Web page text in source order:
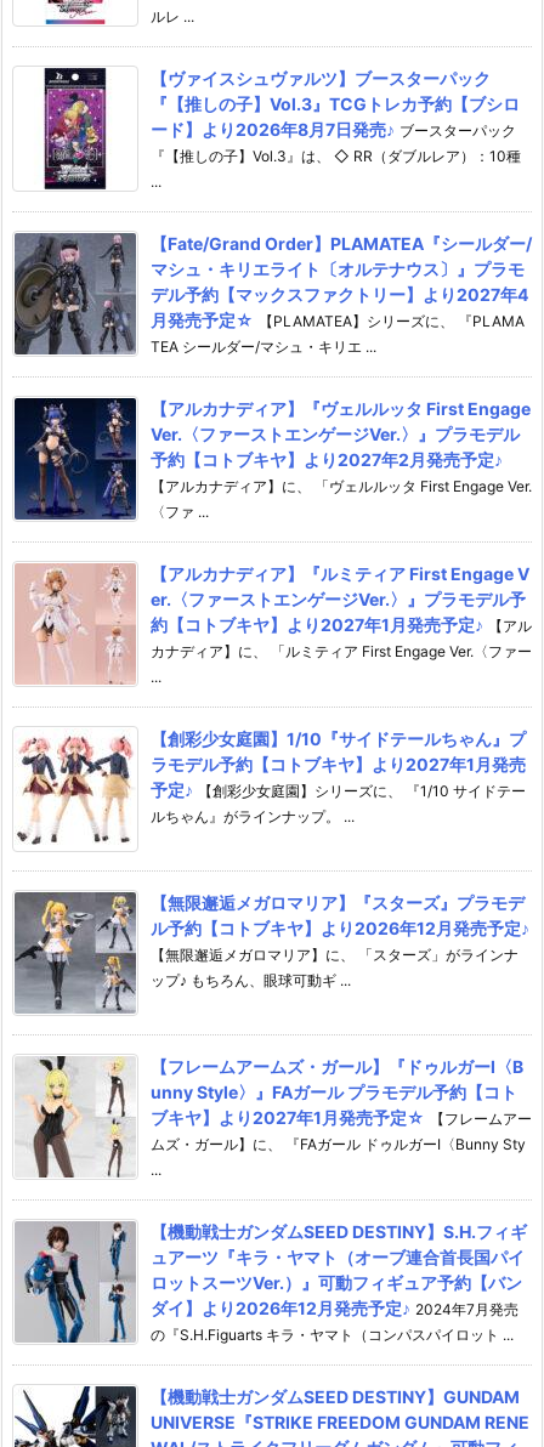
ルレ ...
【ヴァイスシュヴァルツ】ブースターパック
『【推しの子】Vol.3』TCGトレカ予約【ブシロ
ード】より2026年8月7日発売♪ ブースターパック
『【推しの子】Vol.3』は、 ◇ RR（ダブルレア）：10種
...
【Fate/Grand Order】PLAMATEA『シールダー/
マシュ・キリエライト〔オルテナウス〕』プラモ
デル予約【マックスファクトリー】より2027年4
月発売予定☆
【PLAMATEA】シリーズに、 『PLAMA
TEA シールダー/マシュ・キリエ ...
【アルカナディア】『ヴェルルッタ First Engage
Ver.〈ファーストエンゲージVer.〉』プラモデル
予約【コトブキヤ】より2027年2月発売予定♪
【アルカナディア】に、 「ヴェルルッタ First Engage Ver.
〈ファ ...
【アルカナディア】『ルミティア First Engage V
er.〈ファーストエンゲージVer.〉』プラモデル予
約【コトブキヤ】より2027年1月発売予定♪
【アル
カナディア】に、 「ルミティア First Engage Ver.〈ファー
...
【創彩少女庭園】1/10『サイドテールちゃん』プ
ラモデル予約【コトブキヤ】より2027年1月発売
予定♪
【創彩少女庭園】シリーズに、 『1/10 サイドテー
ルちゃん』がラインナップ。 ...
【無限邂逅メガロマリア】『スターズ』プラモデ
ル予約【コトブキヤ】より2026年12月発売予定♪
【無限邂逅メガロマリア】に、 「スターズ」がラインナ
ップ♪ もちろん、眼球可動ギ ...
【フレームアームズ・ガール】『ドゥルガーI〈B
unny Style〉』FAガール プラモデル予約【コト
ブキヤ】より2027年1月発売予定☆
【フレームアー
ムズ・ガール】に、 『FAガール ドゥルガーI〈Bunny Sty
...
【機動戦士ガンダムSEED DESTINY】S.H.フィギ
ュアーツ『キラ・ヤマト（オーブ連合首長国パイ
ロットスーツVer.）』可動フィギュア予約【バン
ダイ】より2026年12月発売予定♪ 2024年7月発売
の『S.H.Figuarts キラ・ヤマト（コンパスパイロット ...
【機動戦士ガンダムSEED DESTINY】GUNDAM
UNIVERSE『STRIKE FREEDOM GUNDAM RENE